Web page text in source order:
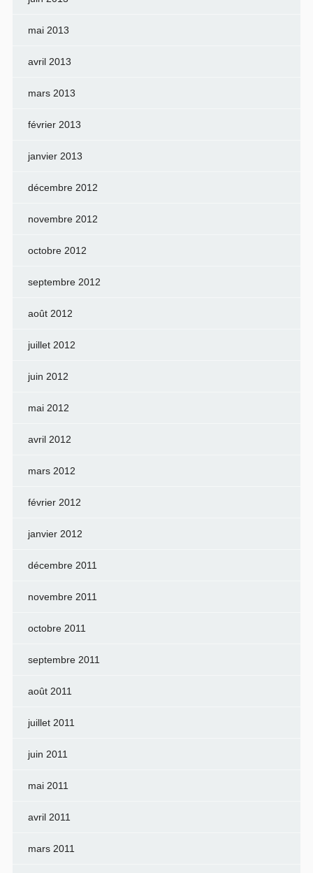
mai 2013
avril 2013
mars 2013
février 2013
janvier 2013
décembre 2012
novembre 2012
octobre 2012
septembre 2012
août 2012
juillet 2012
juin 2012
mai 2012
avril 2012
mars 2012
février 2012
janvier 2012
décembre 2011
novembre 2011
octobre 2011
septembre 2011
août 2011
juillet 2011
juin 2011
mai 2011
avril 2011
mars 2011